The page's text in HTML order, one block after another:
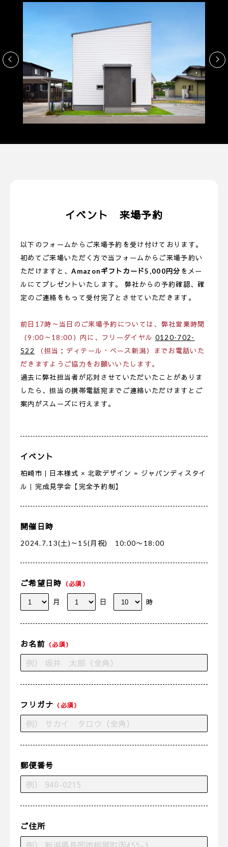
イベント 来場予約
以下のフォームからご来場予約を受け付けております。
初めてご来場いただく方で当フォームからご来場予約い
ただけますと、Amazonギフトカード5,000円分をメー
ルにてプレゼントいたします。 弊社からの予約確認、確
定のご連絡をもって受付完了とさせていただきます。
前日17時～当日のご来場予約については、弊社営業時間
（9:00～18:00）内に、フリーダイヤル 0120-702-
522
（担当：ディテール・ベース新潟）までお電話いた
だきますようご協力をお願いいたします。
過去に弊社担当者が応対させていただいたことがありま
したら、担当の携帯電話宛までご連絡いただけますとご
案内がスムーズに行えます。
イベント
柏崎市｜日本様式 × 北欧デザイン = ジャパンディスタイ
ル｜完成見学会【完全予約制】
開催日時
2024.7.13(土)～15(月祝) 10:00〜18:00
ご希望日時 （必須）
月 日 時
お名前 （必須）
フリガナ （必須）
郵便番号
ご住所